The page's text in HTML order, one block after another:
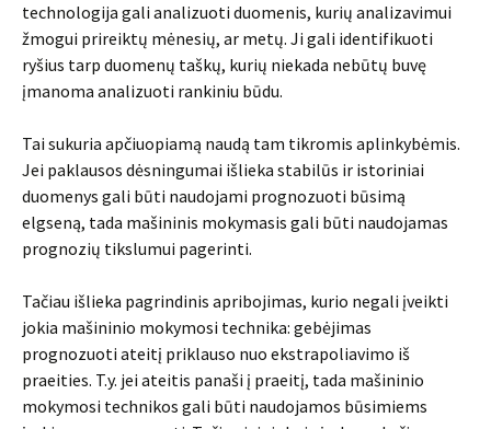
technologija gali analizuoti duomenis, kurių analizavimui
žmogui prireiktų mėnesių, ar metų. Ji gali identifikuoti
ryšius tarp duomenų taškų, kurių niekada nebūtų buvę
įmanoma analizuoti rankiniu būdu.
Tai sukuria apčiuopiamą naudą tam tikromis aplinkybėmis.
Jei paklausos dėsningumai išlieka stabilūs ir istoriniai
duomenys gali būti naudojami prognozuoti būsimą
elgseną, tada mašininis mokymasis gali būti naudojamas
prognozių tikslumui pagerinti.
Tačiau išlieka pagrindinis apribojimas, kurio negali įveikti
jokia mašininio mokymosi technika: gebėjimas
prognozuoti ateitį priklauso nuo ekstrapoliavimo iš
praeities. T.y. jei ateitis panaši į praeitį, tada mašininio
mokymosi technikos gali būti naudojamos būsimiems